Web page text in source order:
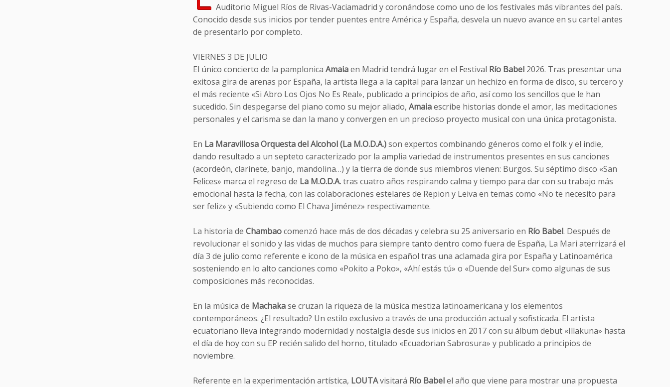
Auditorio Miguel Ríos de Rivas-Vaciamadrid y coronándose como uno de los festivales más vibrantes del país.
Conocido desde sus inicios por tender puentes entre América y España, desvela un nuevo avance en su cartel antes
de presentarlo por completo.
VIERNES 3 DE JULIO
El único concierto de la pamplonica Amaiaen Madrid tendrá lugar en el Festival Río Babel 2026. Tras presentar una
exitosa gira de arenas por España, la artista llega a la capital para lanzar un hechizo en forma de disco, su tercero y
el más reciente «Si Abro Los Ojos No Es Real», publicado a principios de año, así como los sencillos que le han
sucedido. Sin despegarse del piano como su mejor aliado, Amaiaescribe historias donde el amor, las meditaciones
personales y el carisma se dan la mano y convergen en un precioso proyecto musical con una única protagonista.
En La Maravillosa Orquesta del Alcohol (La M.O.D.A.)son expertos combinando géneros como el folk y el indie,
dando resultado a un septeto caracterizado por la amplia variedad de instrumentos presentes en sus canciones
(acordeón, clarinete, banjo, mandolina…) y la tierra de donde sus miembros vienen: Burgos. Su séptimo disco «San
Felices» marca el regreso de La M.O.D.A.tras cuatro años respirando calma y tiempo para dar con su trabajo más
emocional hasta la fecha, con las colaboraciones estelares de Repion y Leiva en temas como «No te necesito para
ser feliz» y «Subiendo como El Chava Jiménez» respectivamente.
La historia de Chambaocomenzó hace más de dos décadas y celebra su 25 aniversario en Río Babel. Después de
revolucionar el sonido y las vidas de muchos para siempre tanto dentro como fuera de España, La Mari aterrizará el
día 3 de julio como referente e icono de la música en español tras una aclamada gira por España y Latinoamérica
sosteniendo en lo alto canciones como «Pokito a Poko», «Ahí estás tú» o «Duende del Sur» como algunas de sus
composiciones más reconocidas.
En la música de Machakase cruzan la riqueza de la música mestiza latinoamericana y los elementos
contemporáneos. ¿El resultado? Un estilo exclusivo a través de una producción actual y sofisticada. El artista
ecuatoriano lleva integrando modernidad y nostalgia desde sus inicios en 2017 con su álbum debut «Illakuna» hasta
el día de hoy con su EP recién salido del horno, titulado «Ecuadorian Sabrosura» y publicado a principios de
noviembre.
Referente en la experimentación artística, LOUTAvisitará Río Babelel año que viene para mostrar una propuesta